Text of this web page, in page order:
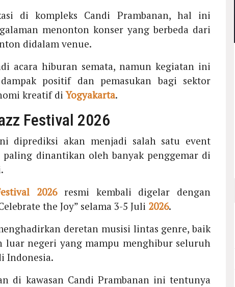
di kompleks Candi Prambanan, hal ini
menonton konser yang berbeda dari
didalam venue.
acara hiburan semata, namun kegiatan ini
positif dan pemasukan bagi sektor
kreatif diYogyakarta.
Festival 2026
diprediksi akan menjadi salah satu event
paling dinantikan oleh banyak penggemar di
2026resmi kembali digelar dengan
the Joy” selama 3-5 Juli 2026.
deretan musisi lintas genre, baik
luar negeri yang mampu menghibur seluruh
Indonesia.
di kawasan Candi Prambanan ini tentunya